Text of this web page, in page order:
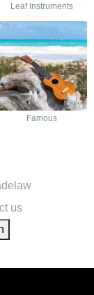
Leaf Instruments
Famous
us